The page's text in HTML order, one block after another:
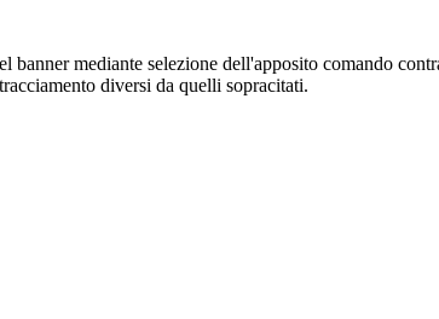
mediante selezione dell'apposito comando
diversi da quelli sopracitati.